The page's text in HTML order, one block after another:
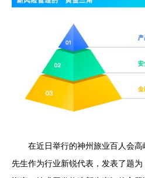
在近日举行的神州旅业百人会
先生作为行业新锐代表，发表了题